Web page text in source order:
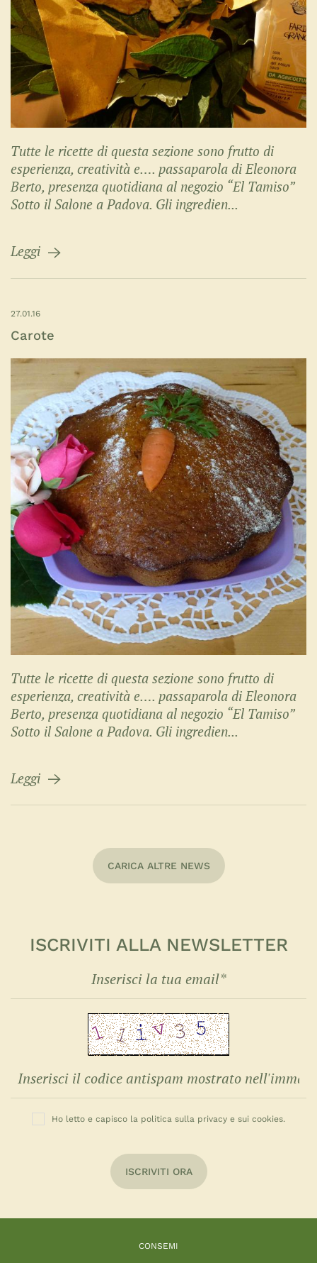
Tutte le ricette di questa sezione sono frutto di
esperienza, creatività e…. passaparola di Eleonora
Berto, presenza quotidiana al negozio “El Tamiso”
Sotto il Salone a Padova. Gli ingredien...
Leggi
27.01.16
Carote
Tutte le ricette di questa sezione sono frutto di
esperienza, creatività e…. passaparola di Eleonora
Berto, presenza quotidiana al negozio “El Tamiso”
Sotto il Salone a Padova. Gli ingredien...
Leggi
CARICA ALTRE NEWS
ISCRIVITI ALLA NEWSLETTER
Ho letto e capisco la politica sulla privacy e sui cookies.
ISCRIVITI ORA
CONSEMI